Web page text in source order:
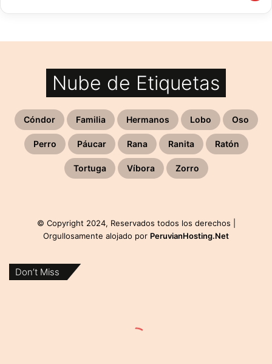
Nube de Etiquetas
Cóndor Familia Hermanos Lobo Oso
Perro Páucar Rana Ranita Ratón
Tortuga Víbora Zorro
© Copyright 2024, Reservados todos los derechos |
Orgullosamente alojado por PeruvianHosting.Net
Don’t Miss